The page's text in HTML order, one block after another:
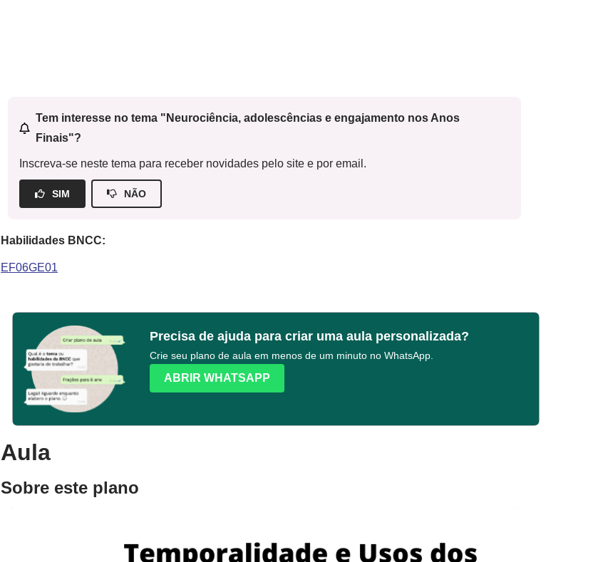
Tem interesse no tema "Neurociência, adolescências e engajamento nos Anos
Finais"?
Inscreva-se neste tema para receber novidades pelo site e por email.
SIM NÃO
Habilidades BNCC:
EF06GE01
Precisa de ajuda para criar uma aula personalizada?
Crie seu plano de aula em menos de um minuto no WhatsApp.
ABRIR WHATSAPP
Aula
Sobre este plano